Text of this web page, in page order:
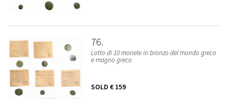
76
Lotto di 10 monete in bronzo del mondo greco
e magno greco
SOLD € 159